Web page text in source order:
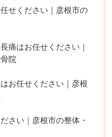
せください｜彦根市の
痛はお任せください｜
院
お任せください｜彦根
さい｜彦根市の整体・